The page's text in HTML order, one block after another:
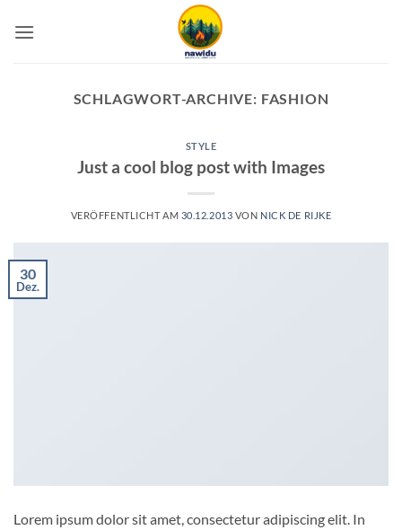
Inhalt
SCHLAGWORT-ARCHIVE: FASHION
STYLE
Just a cool blog post with Images
VERÖFFENTLICHT AM 30.12.2013 VON NICK DE RIJKE
30
Dez.
Lorem ipsum dolor sit amet, consectetur adipiscing elit. In